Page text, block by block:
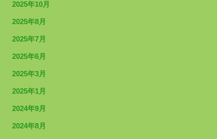
2025年10月
2025年8月
2025年7月
2025年6月
2025年3月
2025年1月
2024年9月
2024年8月